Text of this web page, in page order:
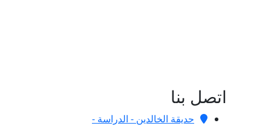
اتصل بنا
حديقة الخالدين - الدراسة -